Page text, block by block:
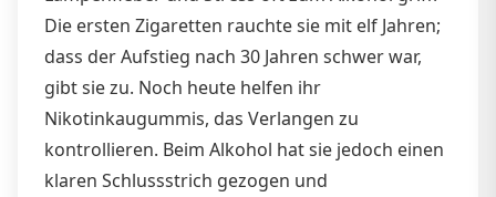
Die ersten Zigaretten rauchte sie mit elf Jahren;
dass der Aufstieg nach 30 Jahren schwer war,
gibt sie zu. Noch heute helfen ihr
Nikotinkaugummis, das Verlangen zu
kontrollieren. Beim Alkohol hat sie jedoch einen
klaren Schlussstrich gezogen und